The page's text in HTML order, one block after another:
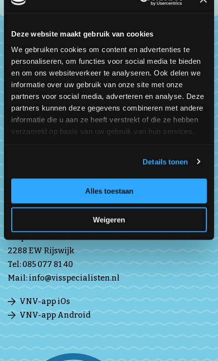
Deze website maakt gebruik van cookies
We gebruiken cookies om content en advertenties te
personaliseren, om functies voor social media te bieden
en om ons websiteverkeer te analyseren. Ook delen we
informatie over uw gebruik van onze site met onze
partners voor social media, adverteren en analyse. Deze
partners kunnen deze gegevens combineren met andere
informatie die u aan ze heeft verstrekt of die ze hebben
verzameld op basis van uw gebruik van hun services.
Details tonen
Alles toestaan
Weigeren
Over ons
De Vereniging van Nederlandse Visspecialisten
(VNV) is de landelijke brancheorganisatie voor
visspecialisten al 40 jaar lang!
Bestuur
Contact
Bezoekadres
2288 EW Rijswijk
Tel:085 077 81 40
Mail:info@visspecialisten.nl
VNV-app iOs
VNV-app Android